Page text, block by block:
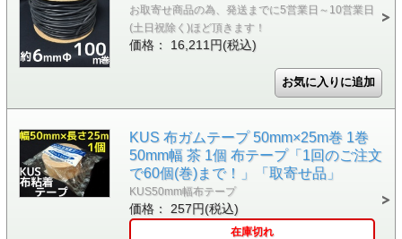
お取寄せ商品の為、発送までに5営業日～10営業日
(土日祝除く)ほど頂きます！
価格： 16,211円(税込)
KUS 布ガムテープ 50mm×25m巻 1巻
50mm幅 茶 1個 布テープ「1回のご注文
で60個(巻)まで！」「取寄せ品」
KUS50mm幅布テープ
価格： 257円(税込)
在庫切れ